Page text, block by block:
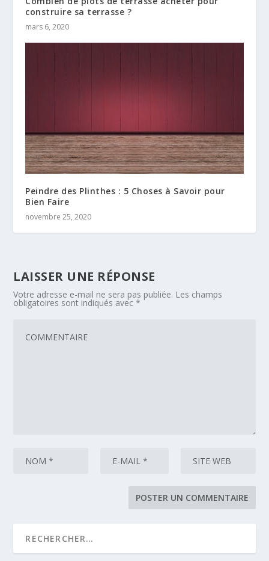
construire sa terrasse ?
mars 6, 2020
Peindre des Plinthes : 5 Choses à Savoir pour
Bien Faire
novembre 25, 2020
LAISSER UNE RÉPONSE
Votre adresse e-mail ne sera pas publiée. Les champs
obligatoires sont indiqués avec*